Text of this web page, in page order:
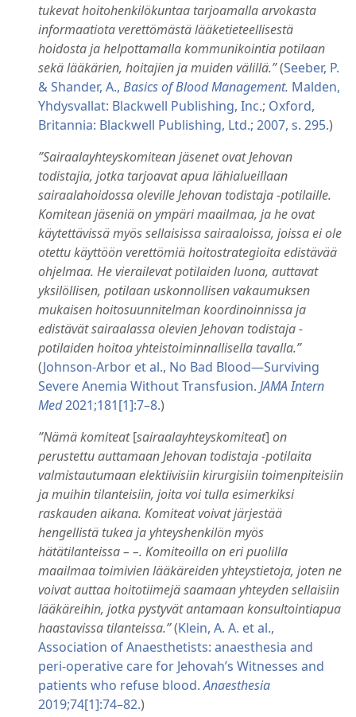
tukevat hoitohenkilökuntaa tarjoamalla arvokasta
informaatiota verettömästä lääketieteellisestä
hoidosta ja helpottamalla kommunikointia potilaan
sekä lääkärien, hoitajien ja muiden välillä.”(Seeber, P.
& Shander, A., Basics of Blood Management. Malden,
Yhdysvallat: Blackwell Publishing, Inc.; Oxford,
Britannia: Blackwell Publishing, Ltd.; 2007, s. 295.)
”Sairaalayhteyskomitean jäsenet ovat Jehovan
todistajia, jotka tarjoavat apua lähialueillaan
sairaalahoidossa oleville Jehovan todistaja -potilaille.
Komitean jäseniä on ympäri maailmaa, ja he ovat
käytettävissä myös sellaisissa sairaaloissa, joissa ei ole
otettu käyttöön verettömiä hoitostrategioita edistävää
ohjelmaa. He vierailevat potilaiden luona, auttavat
yksilöllisen, potilaan uskonnollisen vakaumuksen
mukaisen hoitosuunnitelman koordinoinnissa ja
edistävät sairaalassa olevien Jehovan todistaja -
potilaiden hoitoa yhteistoiminnallisella tavalla.”
(Johnson-Arbor et al., No Bad Blood—Surviving
Severe Anemia Without Transfusion. JAMA Intern
Med2021;181[1]:7–8.)
”Nämä komiteat[sairaalayhteyskomiteat] on
perustettu auttamaan Jehovan todistaja -potilaita
valmistautumaan elektiivisiin kirurgisiin toimenpiteisiin
ja muihin tilanteisiin, joita voi tulla esimerkiksi
raskauden aikana. Komiteat voivat järjestää
hengellistä tukea ja yhteyshenkilön myös
hätätilanteissa – –. Komiteoilla on eri puolilla
maailmaa toimivien lääkäreiden yhteystietoja, joten ne
voivat auttaa hoitotiimejä saamaan yhteyden sellaisiin
lääkäreihin, jotka pystyvät antamaan konsultointiapua
haastavissa tilanteissa.”(Klein, A. A. et al.,
Association of Anaesthetists: anaesthesia and
peri-operative care for Jehovah’s Witnesses and
patients who refuse blood.Anaesthesia
2019;74[1]:74–82.)